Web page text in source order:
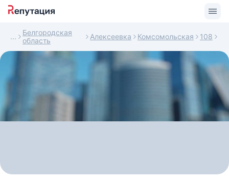
Белгородская
область
Алексеевка Комсомольская 108